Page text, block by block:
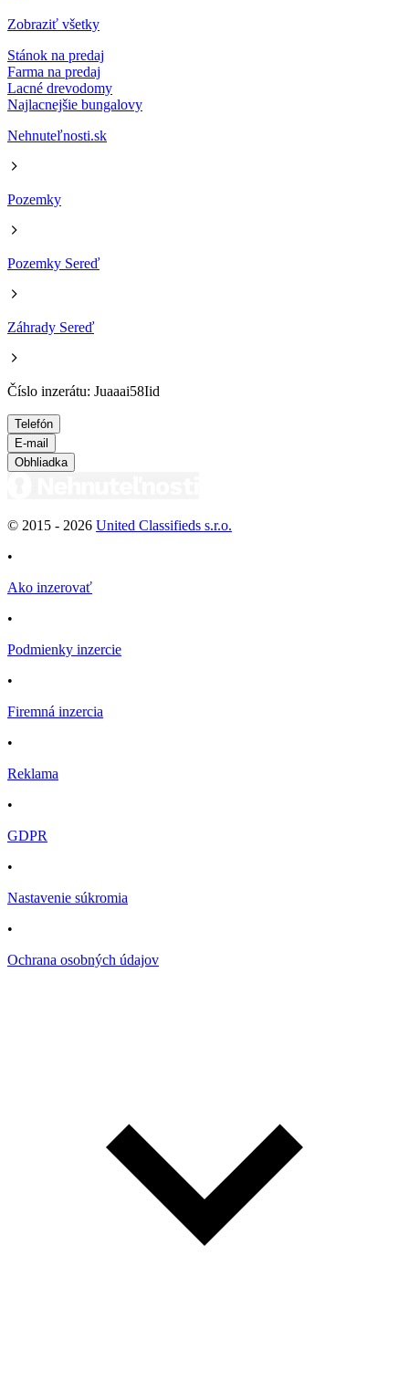
Zobraziť všetky
Stánok na predaj
Farma na predaj
Lacné drevodomy
Najlacnejšie bungalovy
Nehnuteľnosti.sk
Pozemky
Pozemky Sereď
Záhrady Sereď
Číslo inzerátu: Juaaai58Iid
Telefón
E-mail
Obhliadka
© 2015 - 2026 United Classifieds s.r.o.
•
Ako inzerovať
•
Podmienky inzercie
•
Firemná inzercia
•
Reklama
•
GDPR
•
Nastavenie súkromia
•
Ochrana osobných údajov